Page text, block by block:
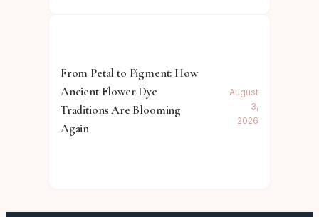
From Petal to Pigment: How
Ancient Flower Dye
Traditions Are Blooming
Again
August
3,
2026